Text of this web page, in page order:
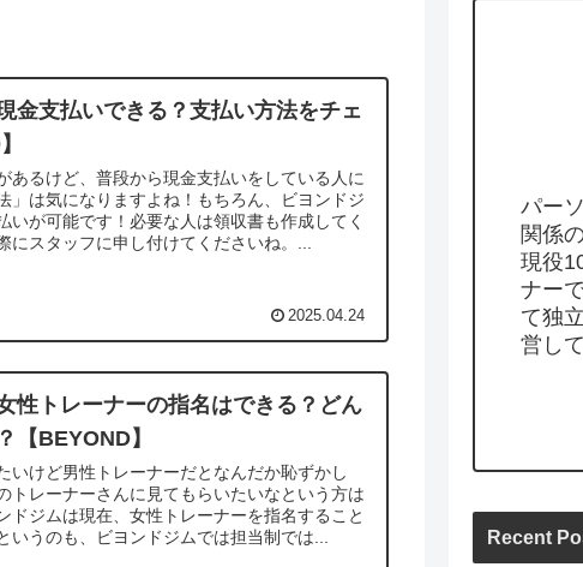
金支払いできる？支払い方法をチェ
あるけど、普段から現金支払いをしている人に
」は気になりますよね！もちろん、ビヨンドジ
いが可能です！必要な人は領収書も作成してく
にスタッフに申し付けてくださいね。...
2025.04.24
性トレーナーの指名はできる？どん
【BEYOND】
いけど男性トレーナーだとなんだか恥ずかし
トレーナーさんに見てもらいたいなという方は
ドジムは現在、女性トレーナーを指名すること
いうのも、ビヨンドジムでは担当制では...
パー
関係
現役
ナー
て独
営し
Recent